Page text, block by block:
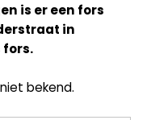
is er een fors
in
fors.
bekend.